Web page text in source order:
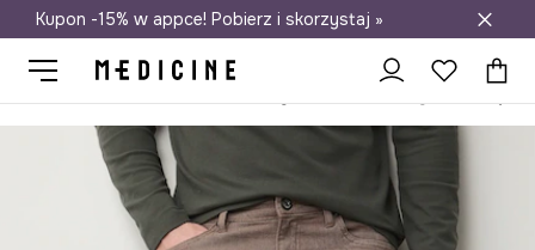
Darmowa dostawa do salonów
Kupon -15% w appce! Pobierz i skorzystaj »